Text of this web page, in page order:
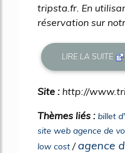
tripsta.fr. En
réservation sur
LIRE LA SUITE
Site : http://
Thèmes liés : billet
site web agence de
low cost /agence